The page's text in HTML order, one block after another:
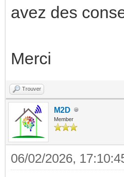
avez des
Merci
Trouver
M2D
Member
06/02/2026,